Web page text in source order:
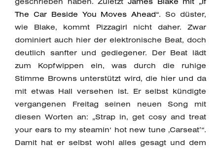
The Car Beside You Moves Ahead“. So düster,
wie Blake, kommt Pizzagirl nicht daher. Zwar
dominiert auch hier der elektronische Beat, doch
deutlich sanfter und gediegener. Der Beat lädt
zum Kopfwippen ein, was durch die ruhige
Stimme Browns unterstützt wird, die hier und da
mit etwas Hall versehen ist. Er selbst kündigte
vergangenen Freitag seinen neuen Song mit
diesen Worten an: „Strap in, get cosy and treat
your ears to my steamin‘ hot new tune ‚Carseat’“.
Damit hat er selbst wohl alles gesagt und dem